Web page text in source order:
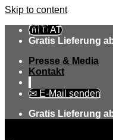
Skip to content
🇦🇹 AT
Gratis Lieferung
Presse & Media
Kontakt
✉ E-Mail senden
Gratis Lieferung